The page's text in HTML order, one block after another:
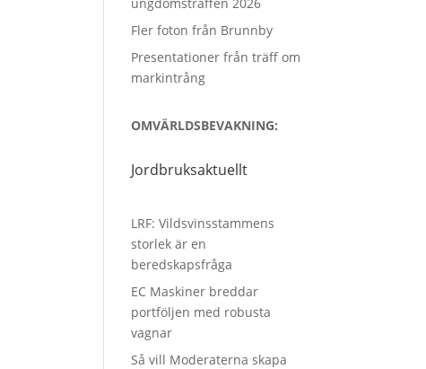
Fler foton från Brunnby
Presentationer från träff om
markintrång
OMVÄRLDSBEVAKNING:
Jordbruksaktuellt
LRF: Vildsvinsstammens
storlek är en
beredskapsfråga
EC Maskiner breddar
portföljen med robusta
vagnar
Så vill Moderaterna skapa